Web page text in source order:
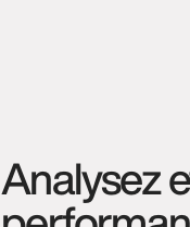
Analysez